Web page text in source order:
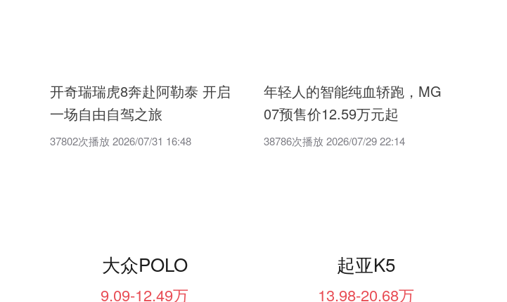
开奇瑞瑞虎8奔赴阿勒泰 开启
一场自由自驾之旅
37802次播放 2026/07/31 16:48
年轻人的智能纯血轿跑，MG
07预售价12.59万元起
38786次播放 2026/07/29 22:14
大众POLO
9.09-12.49万
起亚K5
13.98-20.68万